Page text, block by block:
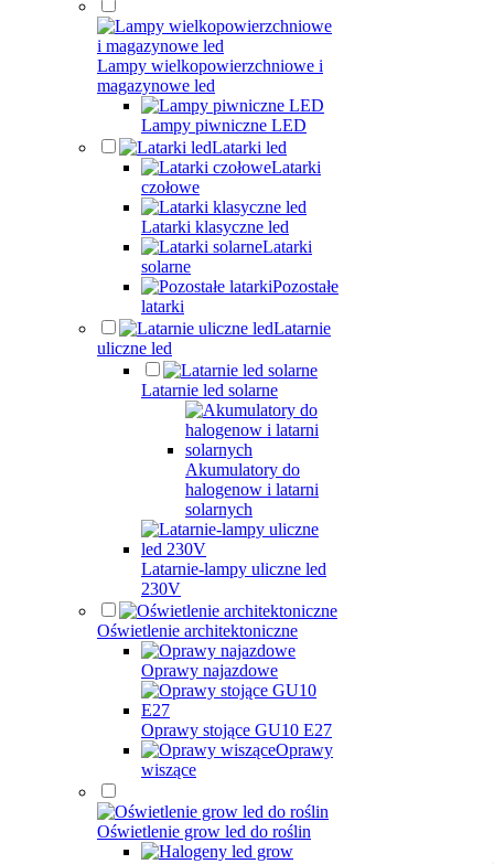
Lampy wielkopowierzchniowe i
magazynowe led
Lampy piwniczne LED
Latarki led
Latarki
czołowe
Latarki klasyczne led
Latarki
solarne
Pozostałe
latarki
Latarnie
uliczne led
Latarnie led solarne
Akumulatory do
halogenow i latarni
solarnych
Latarnie-lampy uliczne led
230V
Oświetlenie architektoniczne
Oprawy najazdowe
Oprawy stojące GU10 E27
Oprawy
wiszące
Oświetlenie grow led do roślin